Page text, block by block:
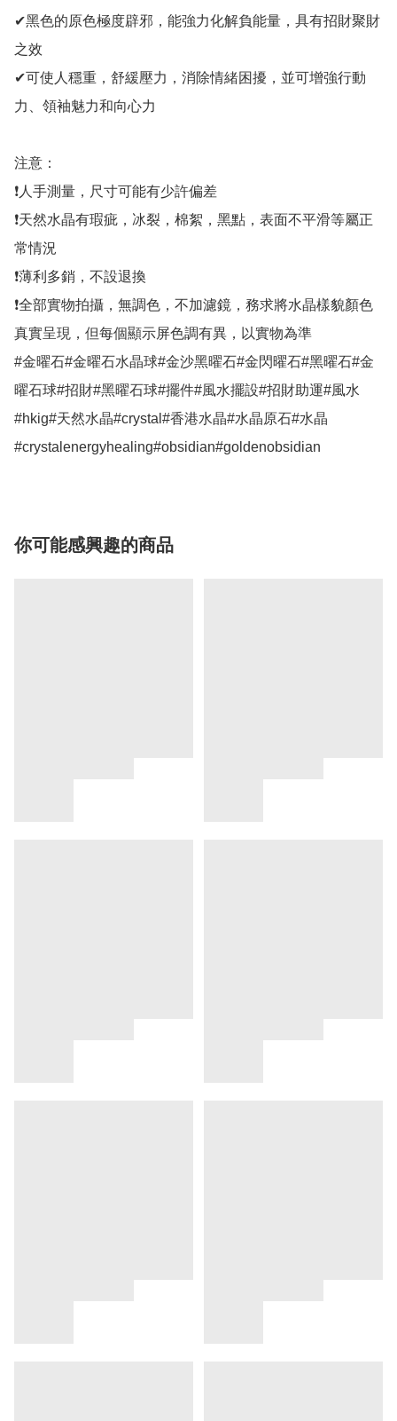
✔黑色的原色極度辟邪，能強力化解負能量，具有招財聚財
之效
✔可使人穩重，舒緩壓力，消除情緒困擾，並可增強行動
力、領袖魅力和向心力
注意：
❗人手測量，尺寸可能有少許偏差
❗天然水晶有瑕疵，冰裂，棉絮，黑點，表面不平滑等屬正
常情況
❗薄利多銷，不設退換
❗全部實物拍攝，無調色，不加濾鏡，務求將水晶樣貌顏色
真實呈現，但每個顯示屏色調有異，以實物為準
#金曜石#金曜石水晶球#金沙黑曜石#金閃曜石#黑曜石#金
曜石球#招財#黑曜石球#擺件#風水擺設#招財助運#風水
#hkig#天然水晶#crystal#香港水晶#水晶原石#水晶
#crystalenergyhealing#obsidian#goldenobsidian
你可能感興趣的商品